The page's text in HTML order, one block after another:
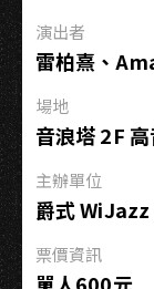
ft.
鏡
興
演出者
雷柏熹、
場地
音浪塔 2F
主辦單位
爵式
票價資訊